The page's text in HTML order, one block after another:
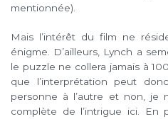
mentionnée).
Mais l’intérêt du film ne
énigme. D’ailleurs, Lynch a
le puzzle ne collera jamais à
que l’interprétation peut
personne à l’autre et non, je
complète de l’intrigue ici. En